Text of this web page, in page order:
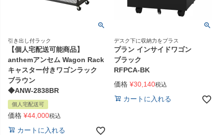
引き出し付ラック
【個人宅配送可能商品】
anthemアンセム Wagon Rack
キャスター付きワゴンラック
ブラウン
◆ANW-2838BR
個人宅配送可
価格 ¥44,000税込
カートに入れる
デスク下に収納力をプラス
プラン インサイドワゴン
ブラック
RFPCA-BK
価格 ¥30,140税込
カートに入れる